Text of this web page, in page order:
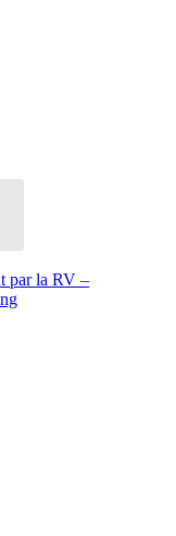
par la RV –